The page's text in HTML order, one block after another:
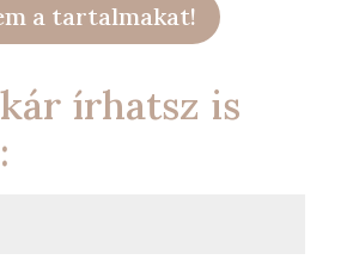
a tartalmakat!
írhatsz is